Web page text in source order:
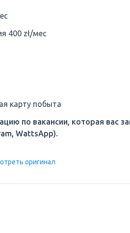
400 zł/мес
карту побыта
по вакансии, которая вас
WattsApp).
оригинал